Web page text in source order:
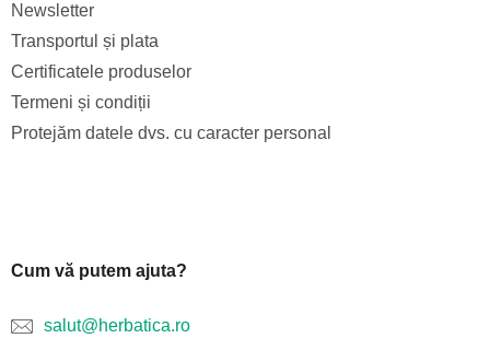
Newsletter
Transportul și plata
Certificatele produselor
Termeni și condiții
Protejăm datele dvs. cu caracter personal
Cum vă putem ajuta?
salut@herbatica.ro